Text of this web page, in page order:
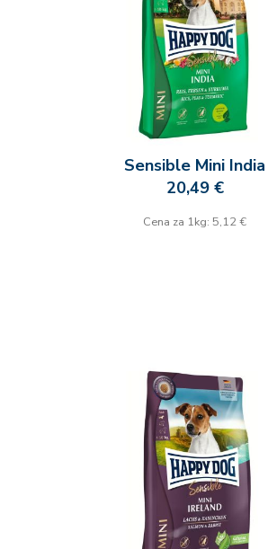
Sensible Mini India
20,49 €
Cena za 1kg: 5,12 €